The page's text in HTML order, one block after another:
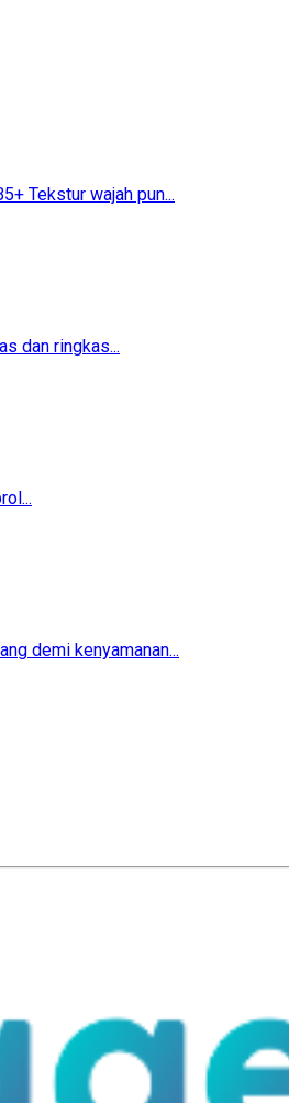
Tekstur wajah pun...
dan ringkas...
demi kenyamanan...